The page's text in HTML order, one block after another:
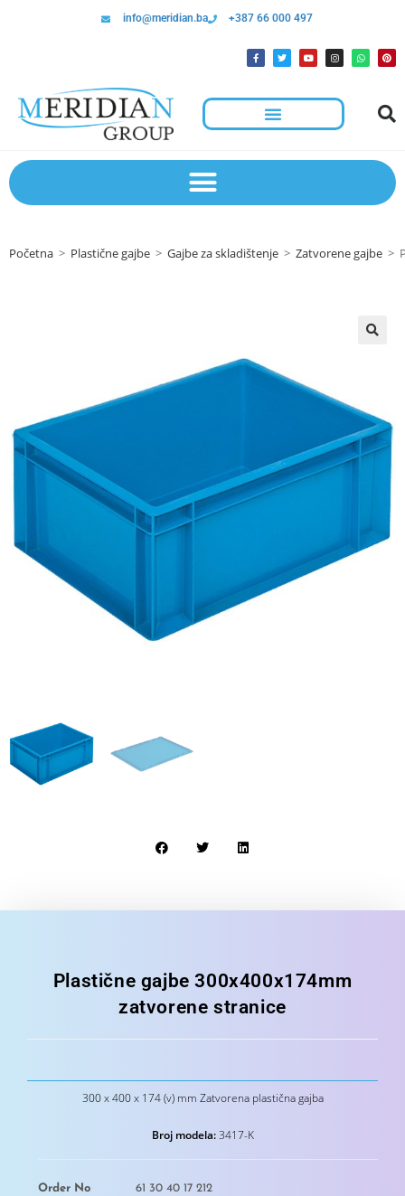
info@meridian.ba +387 66 000 497
Početna > Plastične gajbe > Gajbe za skladištenje > Zatvorene gajbe >
Plastične gajbe 300x400x174mm
zatvorene stranice
300 x 400 x 174 (v) mm Zatvorena plastična gajba
Broj modela:3417-K
Order No
61 30 40 17 212